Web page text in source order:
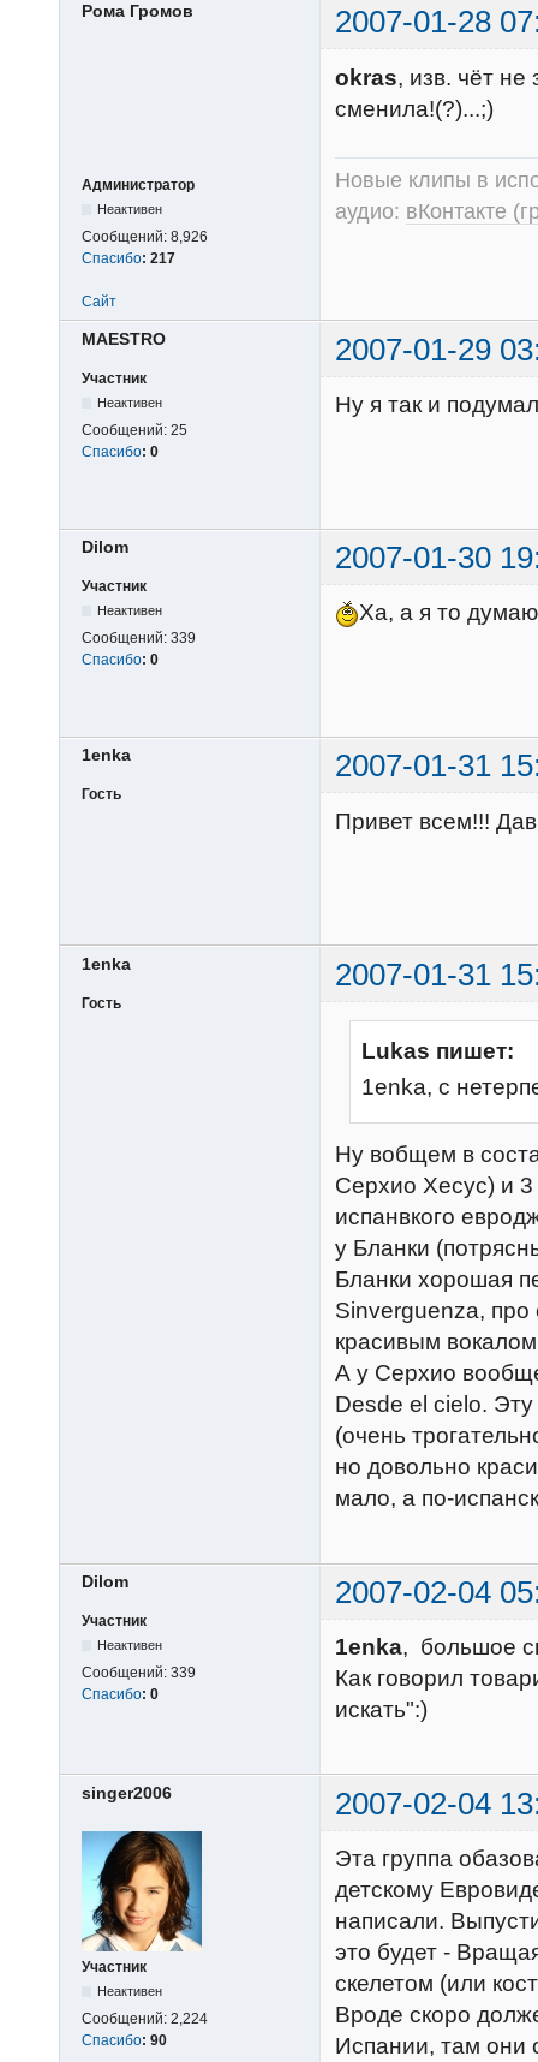
Рома Громов 2007-01-28
Администратор
Неактивен
Сообщений: 8,926
Спасибо: 217
okras, изв. чёт не
сменила!(?)...;)
Новые клипы в
аудио: вКонтакте
Сайт
MAESTRO 2007-01-29
Участник
Неактивен
Сообщений: 25
Спасибо: 0
Ну я так и
Dilom 2007-01-30
Участник
Неактивен
Сообщений: 339
Спасибо: 0
Ха, а я то
1enka 2007-01-31
Гость
Привет всем!!!
1enka 2007-01-31
Гость
Lukas пишет:
1enka, с
Ну вобщем в
Серхио Хесус) и
испанвкого
у Бланки
Бланки хорошая
Sinverguenza, про
красивым
А у Серхио
Desde el cielo.
(очень
но довольно
мало, а по-
Dilom 2007-02-04
Участник
Неактивен
Сообщений: 339
Спасибо: 0
1enka, большое
Как говорил
искать":)
singer2006 2007-02-04
Участник
Неактивен
Сообщений: 2,224
Спасибо: 90
Эта группа
детскому
написали.
это будет -
скелетом (или
Вроде скоро
Испании, там они